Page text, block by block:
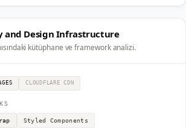
and Design Infrastructure
kütüphane ve framework analizi.
CLOUDFLARE CDN
Styled Components